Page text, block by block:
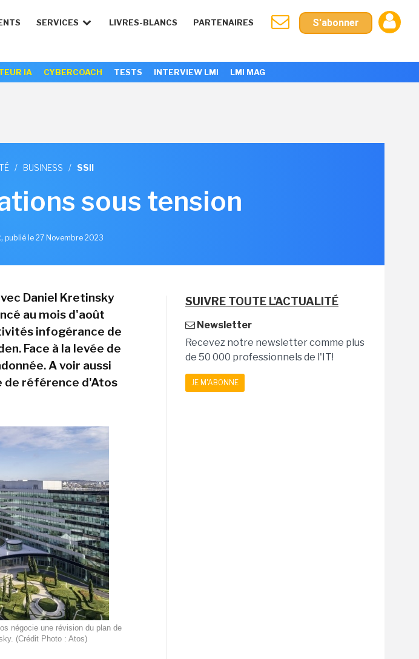
SERVICES LIVRES-BLANCS PARTENAIRES S'abonner
IA CYBERCOACH TESTS INTERVIEW LMI LMI MAG
/ BUSINESS / SSII
sous tension
, publié le 27 Novembre 2023
Daniel Kretinsky
au mois d'août
infogérance de
Face à la levée de
A voir aussi
de référence d'Atos
négocie une révision du plan de
(Crédit Photo : Atos)
SUIVRE TOUTE L'ACTUALITÉ
Newsletter
Recevez notre newsletter comme plus
de 50 000 professionnels de l'IT!
JE M'ABONNE